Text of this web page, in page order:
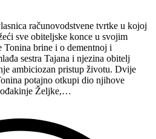
računovodstvene tvrtke u kojoj
sve obiteljske konce u svojim
Tonina brine i o dementnoj i
sestra Tajana i njezina obitelj
ambiciozan pristup životu. Dvije
potajno otkupi dio njihove
Željke,…